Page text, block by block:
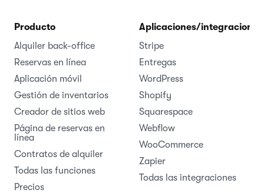
Producto
Alquiler back-office
Reservas en línea
Aplicación móvil
Gestión de inventarios
Creador de sitios web
Página de reservas en
línea
Contratos de alquiler
Todas las funciones
Precios
Aplicaciones/integraciones
Stripe
Entregas
WordPress
Shopify
Squarespace
Webflow
WooCommerce
Zapier
Todas las integraciones